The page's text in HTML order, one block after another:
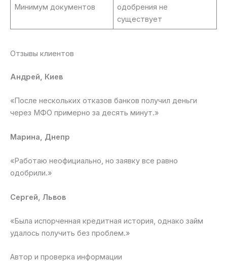
Минимум документов
одобрения не
существует
Отзывы клиентов
Андрей, Киев
«После нескольких отказов банков получил деньги
через МФО примерно за десять минут.»
Марина, Днепр
«Работаю неофициально, но заявку все равно
одобрили.»
Сергей, Львов
«Была испорченная кредитная история, однако займ
удалось получить без проблем.»
Автор и проверка информации